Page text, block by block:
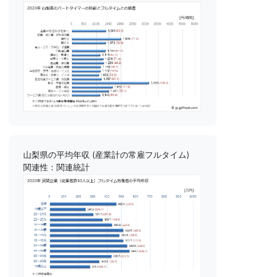
山梨県の平均年収 (産業計の常雇フルタイム)
関連性：関連統計